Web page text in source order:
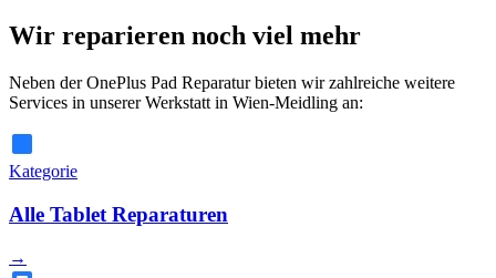
Wir reparieren noch viel mehr
Neben der OnePlus Pad Reparatur bieten wir zahlreiche weitere
Services in unserer Werkstatt in Wien-Meidling an:
Kategorie
Alle Tablet Reparaturen
→